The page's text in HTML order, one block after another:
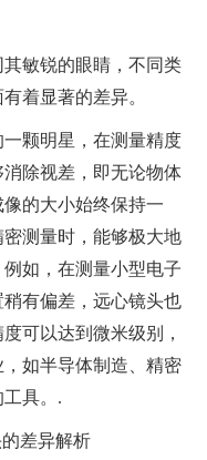
敏锐的眼睛，不同类
着显著的差异。
颗明星，在测量精度
除视差，即无论物体
的大小始终保持一
测量时，能够极大地
如，在测量小型电子
有偏差，远心镜头也
可以达到微米级别，
如半导体制造、精密
具。.